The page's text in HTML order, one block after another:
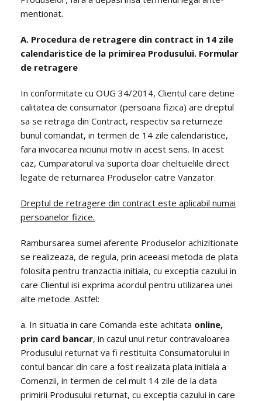
mentionat.
A. Procedura de retragere din contract in 14 zile
calendaristice de la primirea Produsului. Formular
de retragere
In conformitate cu OUG 34/2014, Clientul care detine
calitatea de consumator (persoana fizica) are dreptul
sa se retraga din Contract, respectiv sa returneze
bunul comandat, in termen de 14 zile calendaristice,
fara invocarea niciunui motiv in acest sens. In acest
caz, Cumparatorul va suporta doar cheltuielile direct
legate de returnarea Produselor catre Vanzator.
Dreptul de retragere din contract este aplicabil numai
persoanelor fizice.
Rambursarea sumei aferente Produselor achizitionate
se realizeaza, de regula, prin aceeasi metoda de plata
folosita pentru tranzactia initiala, cu exceptia cazului in
care Clientul isi exprima acordul pentru utilizarea unei
alte metode. Astfel:
a. In situatia in care Comanda este achitata online,
prin card bancar, in cazul unui retur contravaloarea
Produsului returnat va fi restituita Consumatorului in
contul bancar din care a fost realizata plata initiala a
Comenzii, in termen de cel mult 14 zile de la data
primirii Produsului returnat, cu exceptia cazului in care